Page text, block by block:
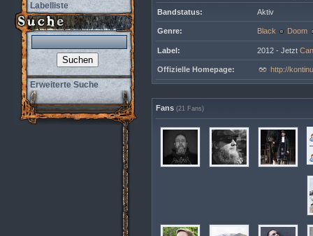
Labelliste
Erweiterte Suche
Bandstatus: Aktiv
Genre: Black Doom
Label: 2012 - Jetzt
Offizielle Homepage: http://
Fans (21 Fans)